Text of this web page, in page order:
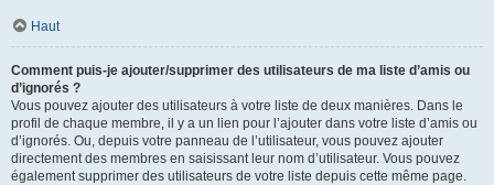
Haut
Comment puis-je ajouter/supprimer des utilisateurs de ma liste d’amis ou
d’ignorés ?
Vous pouvez ajouter des utilisateurs à votre liste de deux manières. Dans le
profil de chaque membre, il y a un lien pour l’ajouter dans votre liste d’amis ou
d’ignorés. Ou, depuis votre panneau de l’utilisateur, vous pouvez ajouter
directement des membres en saisissant leur nom d’utilisateur. Vous pouvez
également supprimer des utilisateurs de votre liste depuis cette même page.